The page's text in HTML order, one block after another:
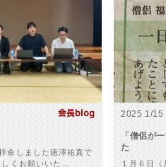
命しました徳澤祐真で
しくお願いいた…
2025 1/15
「僧侶が
た
１月６日（